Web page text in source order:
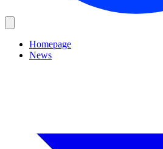
Homepage
News